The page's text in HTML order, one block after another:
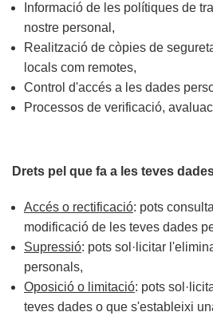
Informació de les polítiques de
nostre personal,
Realització de còpies de
locals com remotes,
Control d'accés a les dades
Processos de verificació,
Drets pel que fa a les teves
Accés o rectificació: pots
modificació de les teves dades
Supressió: pots sol·licitar
personals,
Oposició o limitació: pots
teves dades o que s'estableixi